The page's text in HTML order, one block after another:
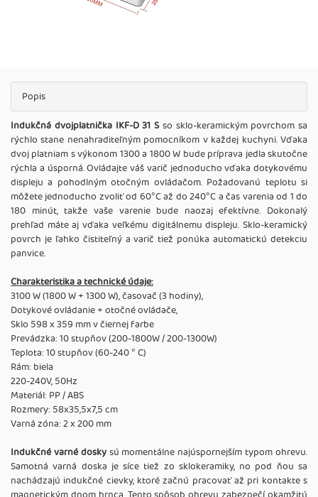
Popis
Indukčná dvojplatnička IKF-D 31 Sso sklo-keramickým povrchom sa
rýchlo stane nenahraditeľným pomocníkom v každej kuchyni. Vďaka
dvoj platniam s výkonom 1300 a 1800 W bude príprava jedla skutočne
rýchla a úsporná. Ovládajte váš varič jednoducho vďaka dotykovému
displeju a pohodlným otočným ovládačom. Požadovanú teplotu si
môžete jednoducho zvoliť od 60°C až do 240°C a čas varenia od 1 do
180 minút, takže vaše varenie bude naozaj efektívne. Dokonalý
prehľad máte aj vďaka veľkému digitálnemu displeju. Sklo-keramický
povrch je ľahko čistiteľný a varič tiež ponúka automatickú detekciu
panvice.
Charakteristika a technické údaje:
3100 W (1800 W + 1300 W), časovač (3 hodiny),
Dotykové ovládanie + otočné ovládače,
Sklo 598 x 359 mm v čiernej farbe
Prevádzka: 10 stupňov (200-1800W / 200-1300W)
Teplota: 10 stupňov (60-240 ° C)
Rám: biela
220-240V, 50Hz
Materiál: PP / ABS
Rozmery: 58x35,5x7,5 cm
Varná zóna: 2 x 200 mm
Indukčné varné doskysú momentálne najúspornejším typom ohrevu.
Samotná varná doska je síce tiež zo sklokeramiky, no pod ňou sa
nachádzajú indukčné cievky, ktoré začnú pracovať až pri kontakte s